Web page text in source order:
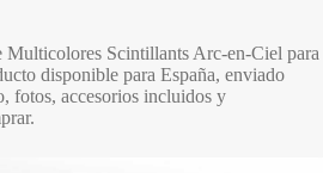
Multicolores Scintillants Arc-en-Ciel para
disponible para España, enviado
fotos, accesorios incluidos y